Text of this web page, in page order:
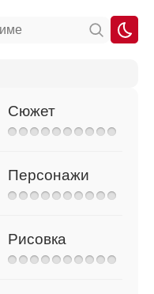
Сюжет
Персонажи
Рисовка